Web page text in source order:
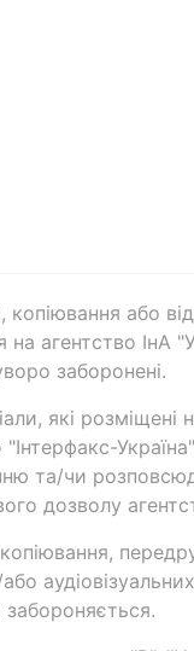
або
на агентство ІнА
заборонені.
які
"Інтерфакс-
та/чи
дозволу